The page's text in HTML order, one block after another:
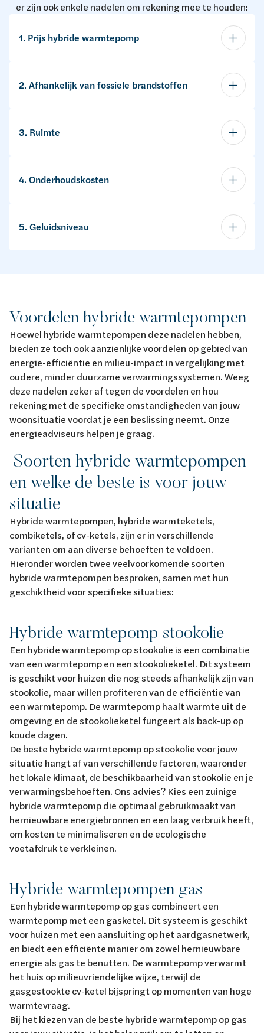
er zijn ook enkele nadelen om rekening mee te houden:
1. Prijs hybride warmtepomp
2. Afhankelijk van fossiele brandstoffen
3. Ruimte
4. Onderhoudskosten
5. Geluidsniveau
Voordelen hybride warmtepompen
Hoewel hybride warmtepompen deze nadelen hebben,
bieden ze toch ook aanzienlijke voordelen op gebied van
energie-efficiëntie en milieu-impact in vergelijking met
oudere, minder duurzame verwarmingssystemen. Weeg
deze nadelen zeker af tegen de voordelen en hou
rekening met de specifieke omstandigheden van jouw
woonsituatie voordat je een beslissing neemt. Onze
energieadviseurs helpen je graag.
Soorten hybride warmtepompen
en welke de beste is voor jouw
situatie
Hybride warmtepompen, hybride warmteketels,
combiketels, of cv-ketels, zijn er in verschillende
varianten om aan diverse behoeften te voldoen.
Hieronder worden twee veelvoorkomende soorten
hybride warmtepompen besproken, samen met hun
geschiktheid voor specifieke situaties:
Hybride warmtepomp stookolie
Een hybride warmtepomp op stookolie is een combinatie
van een warmtepomp en een stookolieketel. Dit systeem
is geschikt voor huizen die nog steeds afhankelijk zijn van
stookolie, maar willen profiteren van de efficiëntie van
een warmtepomp. De warmtepomp haalt warmte uit de
omgeving en de stookolieketel fungeert als back-up op
koude dagen.
De beste hybride warmtepomp op stookolie voor jouw
situatie hangt af van verschillende factoren, waaronder
het lokale klimaat, de beschikbaarheid van stookolie en je
verwarmingsbehoeften. Ons advies? Kies een zuinige
hybride warmtepomp die optimaal gebruikmaakt van
hernieuwbare energiebronnen en een laag verbruik heeft,
om kosten te minimaliseren en de ecologische
voetafdruk te verkleinen.
Hybride warmtepompen gas
Een hybride warmtepomp op gas combineert een
warmtepomp met een gasketel. Dit systeem is geschikt
voor huizen met een aansluiting op het aardgasnetwerk,
en biedt een efficiënte manier om zowel hernieuwbare
energie als gas te benutten. De warmtepomp verwarmt
het huis op milieuvriendelijke wijze, terwijl de
gasgestookte cv-ketel bijspringt op momenten van hoge
warmtevraag.
Bij het kiezen van de beste hybride warmtepomp op gas